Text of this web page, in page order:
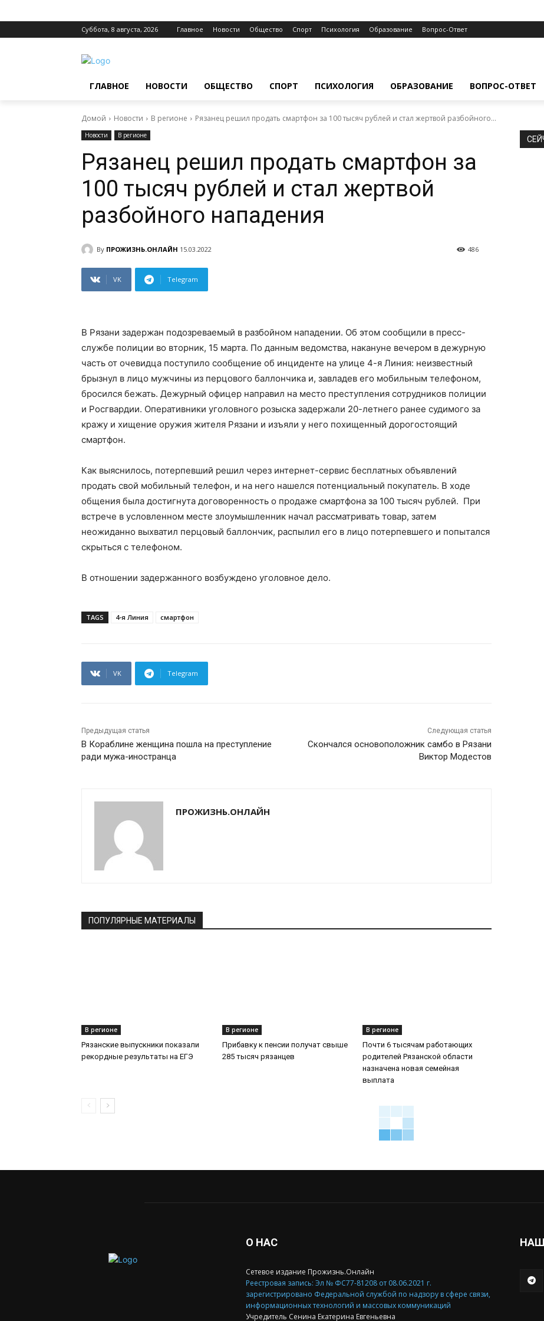
Суббота, 8 августа, 2026 Главное Новости Общество Спорт Психология Образование Вопрос-Ответ
ГЛАВНОЕ НОВОСТИ ОБЩЕСТВО СПОРТ ПСИХОЛОГИЯ ОБРАЗОВАНИЕ ВОПРОС-ОТВЕТ
Домой Новости В регионе Рязанец решил продать смартфон за 100 тысяч рублей и стал жертвой разбойного...
Новости В регионе
Рязанец решил продать смартфон за
100 тысяч рублей и стал жертвой
разбойного нападения
By ПРОЖИЗНЬ.ОНЛАЙН 15.03.2022 486
VK Telegram
В Рязани задержан подозреваемый в разбойном нападении. Об этом сообщили в пресс-
службе полиции во вторник, 15 марта. По данным ведомства, накануне вечером в дежурную
часть от очевидца поступило сообщение об инциденте на улице 4-я Линия: неизвестный
брызнул в лицо мужчины из перцового баллончика и, завладев его мобильным телефоном,
бросился бежать. Дежурный офицер направил на место преступления сотрудников полиции
и Росгвардии. Оперативники уголовного розыска задержали 20-летнего ранее судимого за
кражу и хищение оружия жителя Рязани и изъяли у него похищенный дорогостоящий
смартфон.
Как выяснилось, потерпевший решил через интернет-сервис бесплатных объявлений
продать свой мобильный телефон, и на него нашелся потенциальный покупатель. В ходе
общения была достигнута договоренность о продаже смартфона за 100 тысяч рублей. При
встрече в условленном месте злоумышленник начал рассматривать товар, затем
неожиданно выхватил перцовый баллончик, распылил его в лицо потерпевшего и попытался
скрыться с телефоном.
В отношении задержанного возбуждено уголовное дело.
TAGS 4-я Линия смартфон
VK Telegram
Предыдущая статья
В Кораблине женщина пошла на преступление
ради мужа-иностранца
Следующая статья
Скончался основоположник самбо в Рязани
Виктор Модестов
ПРОЖИЗНЬ.ОНЛАЙН
ПОПУЛЯРНЫЕ МАТЕРИАЛЫ
В регионе
Рязанские выпускники показали
рекордные результаты на ЕГЭ
В регионе
Прибавку к пенсии получат свыше
285 тысяч рязанцев
В регионе
Почти 6 тысячам работающих
родителей Рязанской области
назначена новая семейная
выплата
О НАС
Сетевое издание Прожизнь.Онлайн
Реестровая запись: Эл № ФС77-81208 от 08.06.2021 г.
зарегистрировано Федеральной службой по надзору в сфере связи,
информационных технологий и массовых коммуникаций
Учредитель Сенина Екатерина Евгеньевна